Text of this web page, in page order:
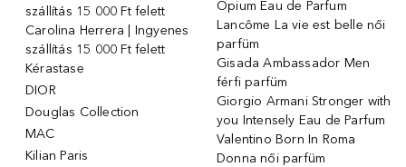
szállítás 15 000 Ft felett
Carolina Herrera | Ingyenes
szállítás 15 000 Ft felett
Kérastase
DIOR
Douglas Collection
MAC
Kilian Paris
Opium Eau de Parfum
Lancôme La vie est belle női
parfüm
Gisada Ambassador Men
férfi parfüm
Giorgio Armani Stronger with
you Intensely Eau de Parfum
Valentino Born In Roma
Donna női parfüm